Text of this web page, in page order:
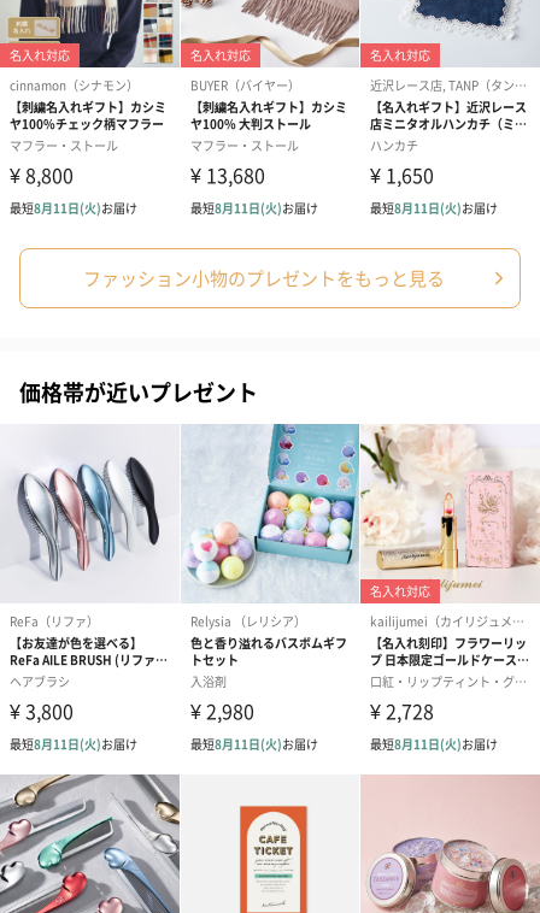
ファッション小物のプレゼントをもっと見る
価格帯が近いプレゼント